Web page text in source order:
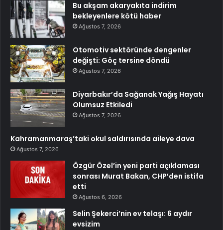
Bu akşam akaryakıta indirim
bekleyenlere kötü haber
Ağustos 7, 2026
Otomotiv sektöründe dengenler
değişti: Göç tersine döndü
Ağustos 7, 2026
Diyarbakır’da Sağanak Yağış Hayatı
Olumsuz Etkiledi
Ağustos 7, 2026
Kahramanmaraş’taki okul saldırısında aileye dava
Ağustos 7, 2026
Özgür Özel’in yeni parti açıklaması
sonrası Murat Bakan, CHP’den istifa
etti
Ağustos 6, 2026
Selin Şekerci’nin ev telaşı: 6 aydır
evsizim